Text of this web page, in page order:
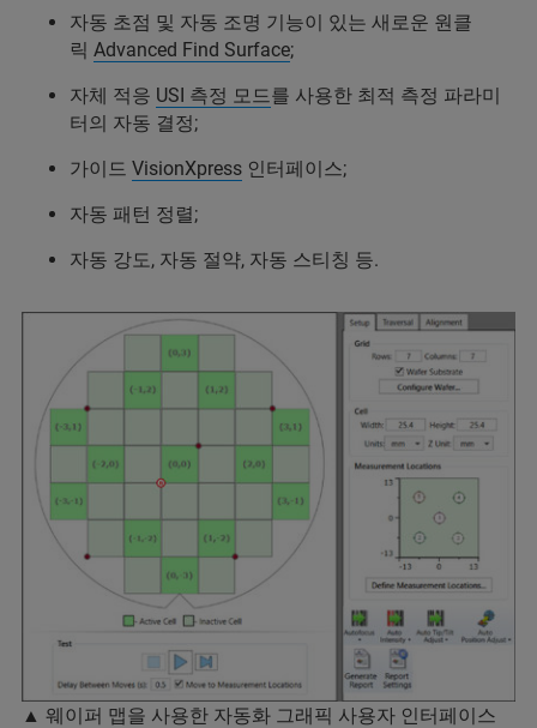
자동 초점 및 자동 조명 기능이 있는 새로운 원클
릭 Advanced Find Surface;
자체 적응 USI 측정 모드를 사용한 최적 측정 파라미
터의 자동 결정;
가이드 VisionXpress 인터페이스;
자동 패턴 정렬;
자동 강도, 자동 절약, 자동 스티칭 등.
▲ 웨이퍼 맵을 사용한 자동화 그래픽 사용자 인터페이스